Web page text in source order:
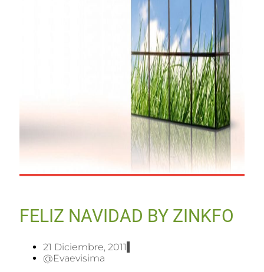
FELIZ NAVIDAD BY ZINKFO
21 Diciembre, 2011
@evaevisima